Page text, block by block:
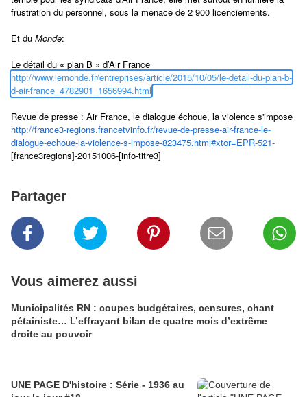
frustration du personnel, sous la menace de 2 900 licenciements.
Et du Monde:
Le détail du « plan B » d’Air France
http://www.lemonde.fr/entreprises/article/2015/10/05/le-detail-du-plan-b-
d-air-france_4782901_1656994.html
Revue de presse : Air France, le dialogue échoue, la violence s'impose
http://france3-regions.francetvinfo.fr/revue-de-presse-air-france-le-
dialogue-echoue-la-violence-s-impose-823475.html#xtor=EPR-521-
[france3regions]-20151006-[info-titre3]
Partager
Vous aimerez aussi
Municipalités RN : coupes budgétaires, censures, chant
pétainiste… L’effrayant bilan de quatre mois d’extrême
droite au pouvoir
UNE PAGE D'histoire : Série - 1936 au